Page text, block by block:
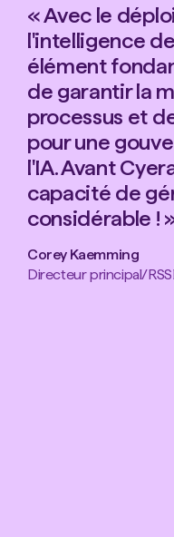
« Avec le
l'intelligence
élément
de garantir la
processus et
pour une
l'IA. Avant
capacité de
considérable !
Corey Kaemming
Directeur principal/